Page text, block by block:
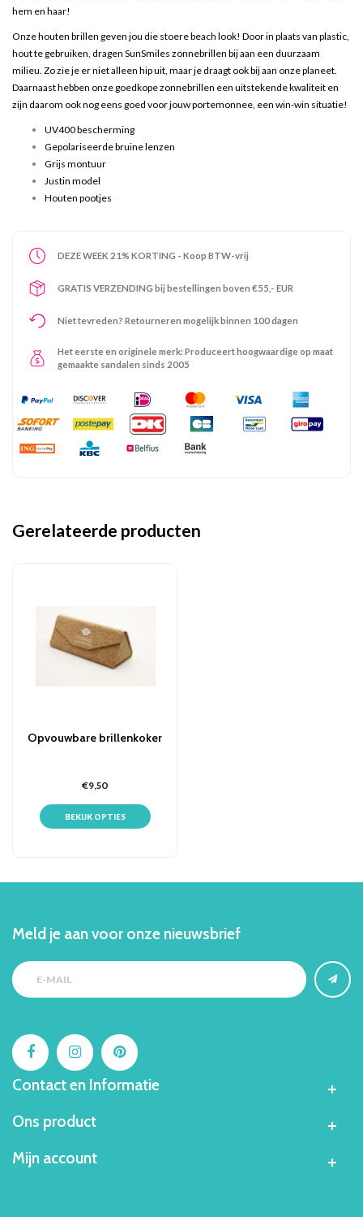
hem en haar!
Onze houten brillen geven jou die stoere beach look! Door in plaats van plastic,
hout te gebruiken, dragen SunSmiles zonnebrillen bij aan een duurzaam
milieu. Zo zie je er niet alleen hip uit, maar je draagt ook bij aan onze planeet.
Daarnaast hebben onze goedkope zonnebrillen een uitstekende kwaliteit en
zijn daarom ook nog eens goed voor jouw portemonnee, een win-win situatie!
UV400 bescherming
Gepolariseerde bruine lenzen
Grijs montuur
Justin model
Houten pootjes
DEZE WEEK 21% KORTING - Koop BTW-vrij
GRATIS VERZENDING bij bestellingen boven €55,- EUR
Niet tevreden? Retourneren mogelijk binnen 100 dagen
Het eerste en originele merk: Produceert hoogwaardige op maat
gemaakte sandalen sinds 2005
Gerelateerde producten
Opvouwbare brillenkoker
€9,50
BEKIJK OPTIES
Meld je aan voor onze nieuwsbrief
Contact en Informatie
Ons product
Mijn account